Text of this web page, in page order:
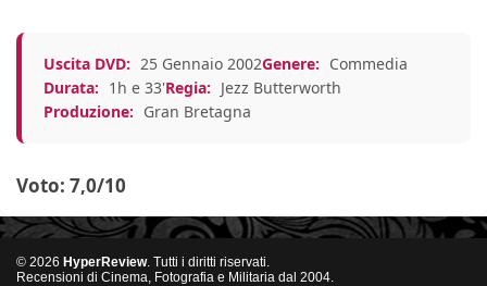
Uscita DVD: 25 Gennaio 2002Genere: Commedia
Durata: 1h e 33'Regia: Jezz Butterworth
Produzione: Gran Bretagna
Voto: 7,0/10
© 2026 HyperReview. Tutti i diritti riservati.
Recensioni di Cinema, Fotografia e Militaria dal 2004.